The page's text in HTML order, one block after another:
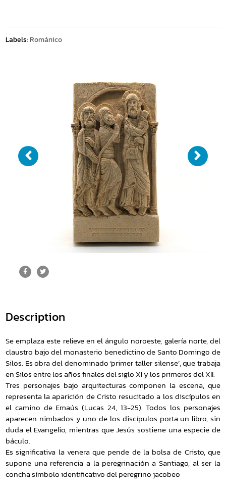
Labels: Románico
Description
Se emplaza este relieve en el ángulo noroeste, galería norte, del
claustro bajo del monasterio benedictino de Santo Domingo de
Silos. Es obra del denominado ‘primer taller silense’, que trabaja
en Silos entre los años finales del siglo XI y los primeros del XII.
Tres personajes bajo arquitecturas componen la escena, que
representa la aparición de Cristo resucitado a los discípulos en
el camino de Emaús (Lucas 24, 13-25). Todos los personajes
aparecen nimbados y uno de los discípulos porta un libro, sin
duda el Evangelio, mientras que Jesús sostiene una especie de
báculo.
Es significativa la venera que pende de la bolsa de Cristo, que
supone una referencia a la peregrinación a Santiago, al ser la
concha símbolo identificativo del peregrino jacobeo